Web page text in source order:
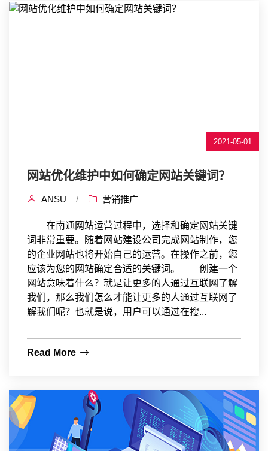
2021-05-01
网站优化维护中如何确定网站关键词？
ANSU / 营销推广
在南通网站运营过程中，选择和确定网站关键
词非常重要。随着网站建设公司完成网站制作，您
的企业网站也将开始自己的运营。在操作之前，您
应该为您的网站确定合适的关键词。 创建一个
网站意味着什么？就是让更多的人通过互联网了解
我们，那么我们怎么才能让更多的人通过互联网了
解我们呢？也就是说，用户可以通过在搜...
Read More